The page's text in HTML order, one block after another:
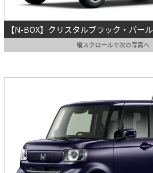
【N-BOX】クリスタルブラック・パール
縦スクロールで次の写真へ